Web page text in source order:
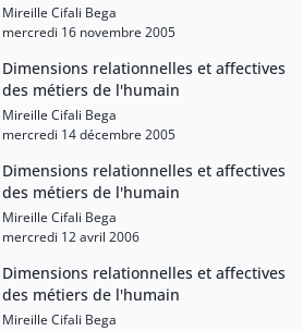
Mireille Cifali Bega
mercredi 16 novembre 2005
Dimensions relationnelles et affectives
des métiers de l'humain
Mireille Cifali Bega
mercredi 14 décembre 2005
Dimensions relationnelles et affectives
des métiers de l'humain
Mireille Cifali Bega
mercredi 12 avril 2006
Dimensions relationnelles et affectives
des métiers de l'humain
Mireille Cifali Bega